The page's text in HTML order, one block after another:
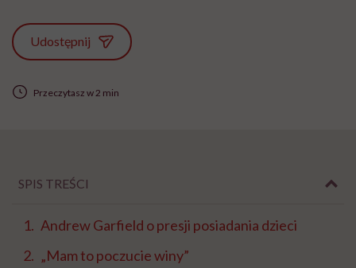
Udostępnij
Przeczytasz w 2 min
SPIS TREŚCI
Andrew Garfield o presji posiadania dzieci
„Mam to poczucie winy”